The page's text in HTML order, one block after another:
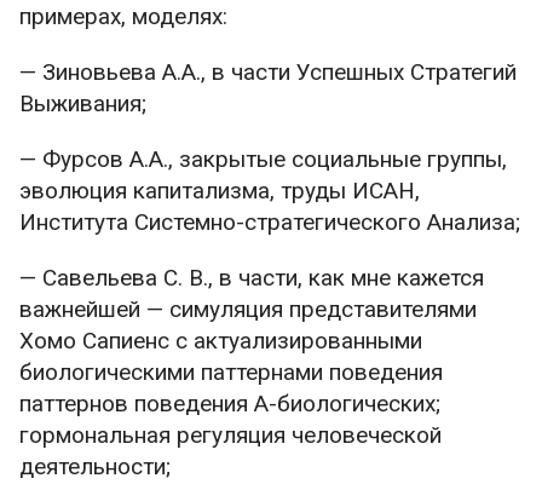
примерах, моделях:
— Зиновьева А.А., в части Успешных Стратегий
Выживания;
— Фурсов А.А., закрытые социальные группы,
эволюция капитализма, труды ИСАН,
Института Системно-стратегического Анализа;
— Савельева С. В., в части, как мне кажется
важнейшей — симуляция представителями
Хомо Сапиенс с актуализированными
биологическими паттернами поведения
паттернов поведения А-биологических;
гормональная регуляция человеческой
деятельности;